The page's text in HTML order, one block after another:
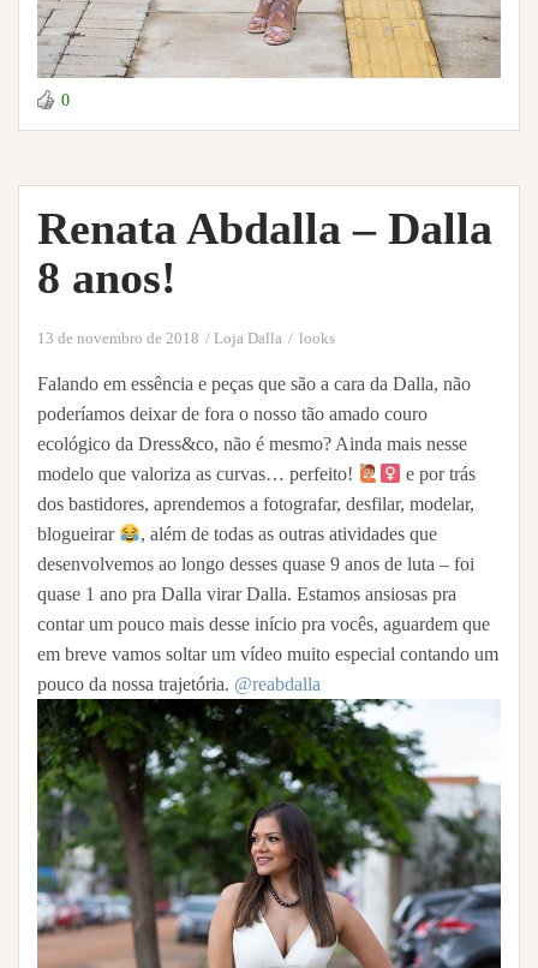
0
Renata Abdalla – Dalla
8 anos!
13 de novembro de 2018 Loja Dalla looks
Falando em essência e peças que são a cara da Dalla, não
poderíamos deixar de fora o nosso tão amado couro
ecológico da Dress&co, não é mesmo? Ainda mais nesse
modelo que valoriza as curvas… perfeito!
e por trás
dos bastidores, aprendemos a fotografar, desfilar, modelar,
blogueirar
, além de todas as outras atividades que
desenvolvemos ao longo desses quase 9 anos de luta – foi
quase 1 ano pra Dalla virar Dalla. Estamos ansiosas pra
contar um pouco mais desse início pra vocês, aguardem que
em breve vamos soltar um vídeo muito especial contando um
pouco da nossa trajetória. @reabdalla